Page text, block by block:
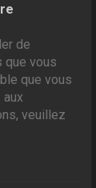
de
que vous
que vous
veuillez